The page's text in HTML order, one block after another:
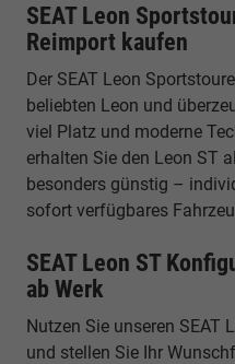
SEAT Leon
Reimport kaufen
Der SEAT Leon
beliebten Leon und
viel Platz und moderne
erhalten Sie den Leon ST
besonders günstig –
sofort verfügbares
SEAT Leon ST
ab Werk
Nutzen Sie unseren SEAT
und stellen Sie Ihr